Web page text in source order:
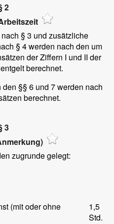
2
§ 3 und zusätzliche
§ 4 werden nach den um
der Ziffern I und II der
berechnet.
§§ 6 und 7 werden nach
berechnet.
3
zugrunde gelegt:
(mit oder ohne
1,5
Std.